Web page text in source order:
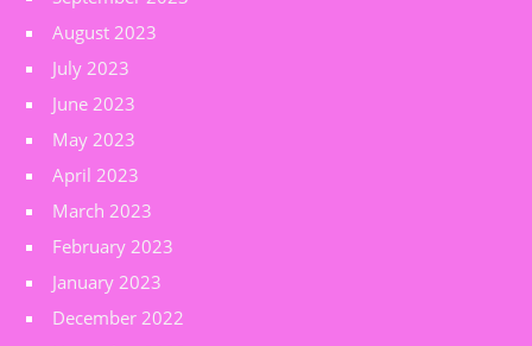
August 2023
July 2023
June 2023
May 2023
April 2023
March 2023
February 2023
January 2023
December 2022